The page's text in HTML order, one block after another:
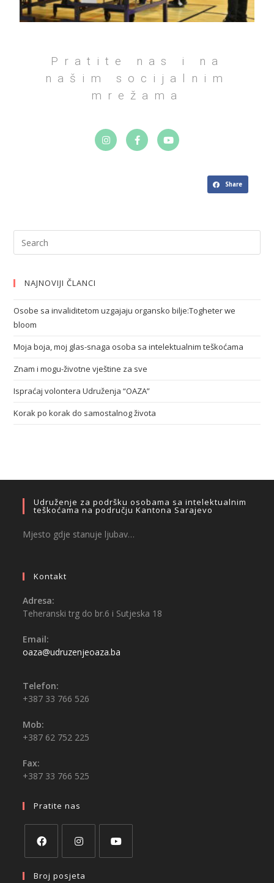
Pratite nas i na
našim socijalnim
mrežama
Share
NAJNOVIJI ČLANCI
Osobe sa invaliditetom uzgajaju organsko bilje:Togheter we
bloom
Moja boja, moj glas-snaga osoba sa intelektualnim teškoćama
Znam i mogu-životne vještine za sve
Ispraćaj volontera Udruženja “OAZA”
Korak po korak do samostalnog života
Udruženje za podršku osobama sa intelektualnim
teškoćama na području Kantona Sarajevo
Mjesto gdje stanuje ljubav…
Kontakt
Adresa:
Teheranski trg do br.6 i Sutjeska 18
Email:
oaza@udruzenjeoaza.ba
Telefon:
+387 33 766 526
Mob:
+387 62 752 225
Fax:
+387 33 766 525
Pratite nas
Broj posjeta